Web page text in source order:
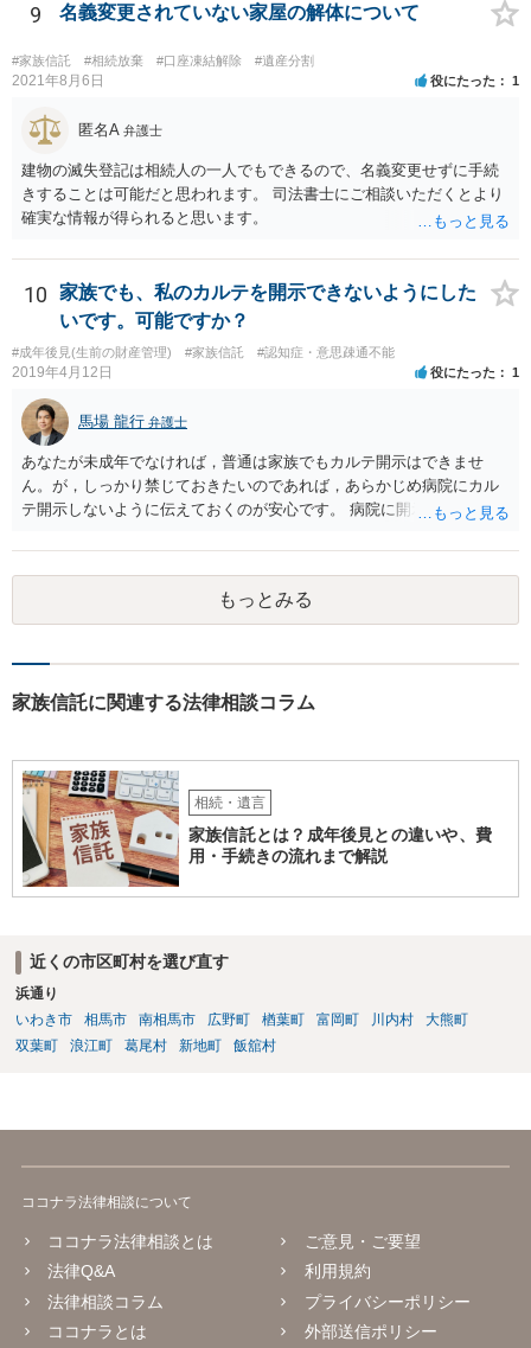
9 名義変更されていない家屋の解体について
#家族信託 #相続放棄 #口座凍結解除 #遺産分割
2021年8月6日 役にたった 1
匿名A 弁護士
建物の滅失登記は相続人の一人でもできるので、名義変更せずに手続
きすることは可能だと思われます。 司法書士にご相談いただくとより
確実な情報が得られると思います。
10
家族でも、私のカルテを開示できないようにした
いです。可能ですか？
#成年後見(生前の財産管理) #家族信託 #認知症・意思疎通不能
2019年4月12日 役にたった 1
馬場 龍行 弁護士
あなたが未成年でなければ，普通は家族でもカルテ開示はできませ
ん。が，しっかり禁じておきたいのであれば，あらかじめ病院にカル
テ開示しないように伝えておくのが安心です。 病院に開示しないよう
可能性は低いのでコストパフォーマンスとしてはどうかなという感じ
がします。
もっとみる
家族信託に関連する法律相談コラム
相続・遺言
家族信託とは？成年後見との違いや、費
用・手続きの流れまで解説
近くの市区町村を選び直す
浜通り
いわき市
相馬市 南相馬市 広野町 楢葉町 富岡町 川内村
大熊町
双葉町
浪江町 葛尾村 新地町 飯舘村
ココナラ法律相談について
ココナラ法律相談とは
法律Q&A
法律相談コラム
ココナラとは
ご意見・ご要望
利用規約
プライバシーポリシー
外部送信ポリシー